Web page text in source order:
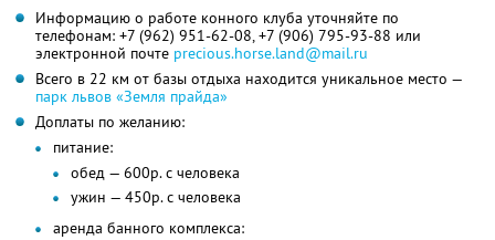
Информацию о работе конного клуба уточняйте по
телефонам: +7 (962) 951-62-08, +7 (906) 795-93-88 или
электронной почте precious.horse.land@mail.ru
Всего в 22 км от базы отдыха находится уникальное место —
парк львов «Земля прайда»
Доплаты по желанию:
питание:
обед — 600р. с человека
ужин — 450р. с человека
аренда банного комплекса: